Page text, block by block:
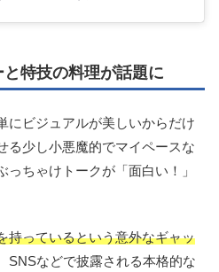
特技の料理が話題に
にビジュアルが美しいからだけ
る少し小悪魔的でマイペースな
ちゃけトークが「面白い！」
持っているという意外なギャッ
SNSなどで披露される本格的な